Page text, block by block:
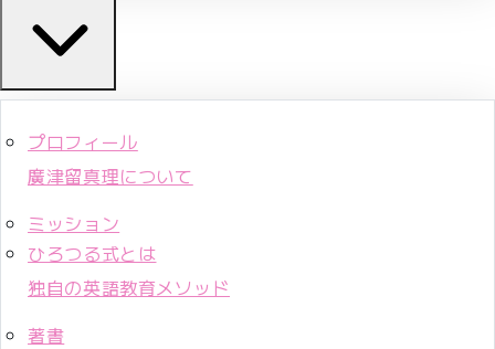
プロフィール
廣津留真理について
ミッション
ひろつる式とは
独自の英語教育メソッド
著書